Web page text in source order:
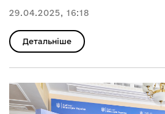
29.04.2025, 16:18
Детальніше